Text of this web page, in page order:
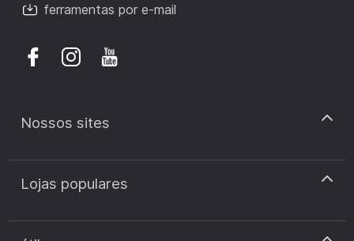
ferramentas por e-mail
Nossos sites
discount.pt
discount.sk
Lojas populares
Cupão de desconto Zooplus